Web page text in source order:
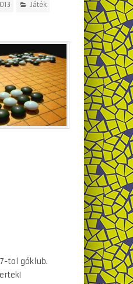
Játék
tol góklub.